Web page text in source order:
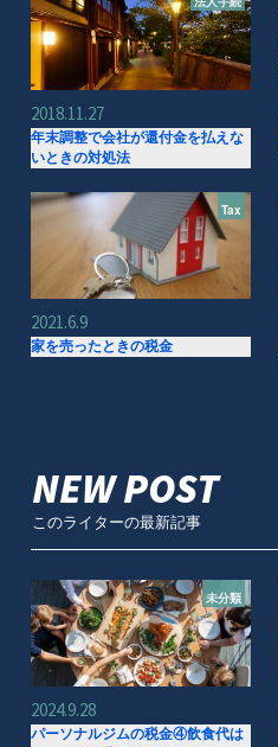
2018.11.27
年末調整で会社が還付金を払えな
いときの対処法
Tax
2021.6.9
家を売ったときの税金
NEW POST
このライターの最新記事
未分類
2024.9.28
パーソナルジムの税金④飲食代は